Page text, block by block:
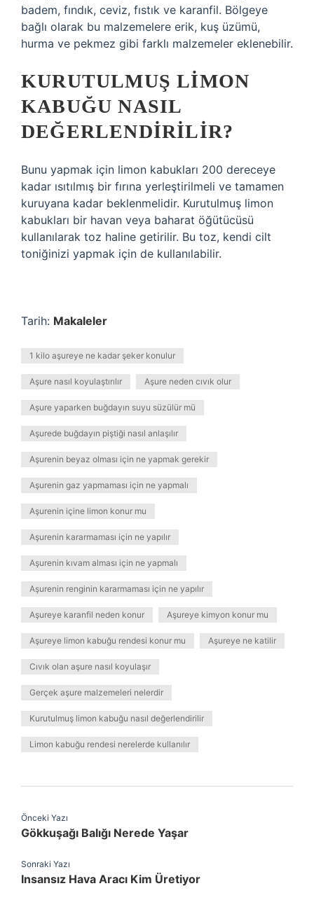
badem, fındık, ceviz, fıstık ve karanfil. Bölgeye
bağlı olarak bu malzemelere erik, kuş üzümü,
hurma ve pekmez gibi farklı malzemeler eklenebilir.
KURUTULMUŞ LIMON
KABUĞU NASIL
DEĞERLENDIRILIR?
Bunu yapmak için limon kabukları 200 dereceye
kadar ısıtılmış bir fırına yerleştirilmeli ve tamamen
kuruyana kadar beklenmelidir. Kurutulmuş limon
kabukları bir havan veya baharat öğütücüsü
kullanılarak toz haline getirilir. Bu toz, kendi cilt
toniğinizi yapmak için de kullanılabilir.
Tarih: Makaleler
1 kilo aşureye ne kadar şeker konulur
Aşure nasıl koyulaştırılır Aşure neden cıvık olur
Aşure yaparken buğdayın suyu süzülür mü
Aşurede buğdayın piştiği nasıl anlaşılır
Aşurenin beyaz olması için ne yapmak gerekir
Aşurenin gaz yapmaması için ne yapmalı
Aşurenin içine limon konur mu
Aşurenin kararmaması için ne yapılır
Aşurenin kıvam alması için ne yapmalı
Aşurenin renginin kararmaması için ne yapılır
Aşureye karanfil neden konur Aşureye kimyon konur mu
Aşureye limon kabuğu rendesi konur mu Aşureye ne katilir
Cıvık olan aşure nasıl koyulaşır
Gerçek aşure malzemeleri nelerdir
Kurutulmuş limon kabuğu nasıl değerlendirilir
Limon kabuğu rendesi nerelerde kullanılır
Önceki Yazı
Gökkuşağı Balığı Nerede Yaşar
Sonraki Yazı
Insansız Hava Aracı Kim Üretiyor